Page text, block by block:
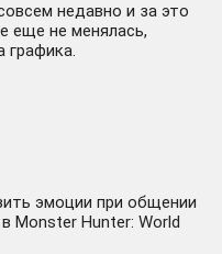
недавно и за это
еще не менялась,
графика.
эмоции при общении
Monster Hunter: World